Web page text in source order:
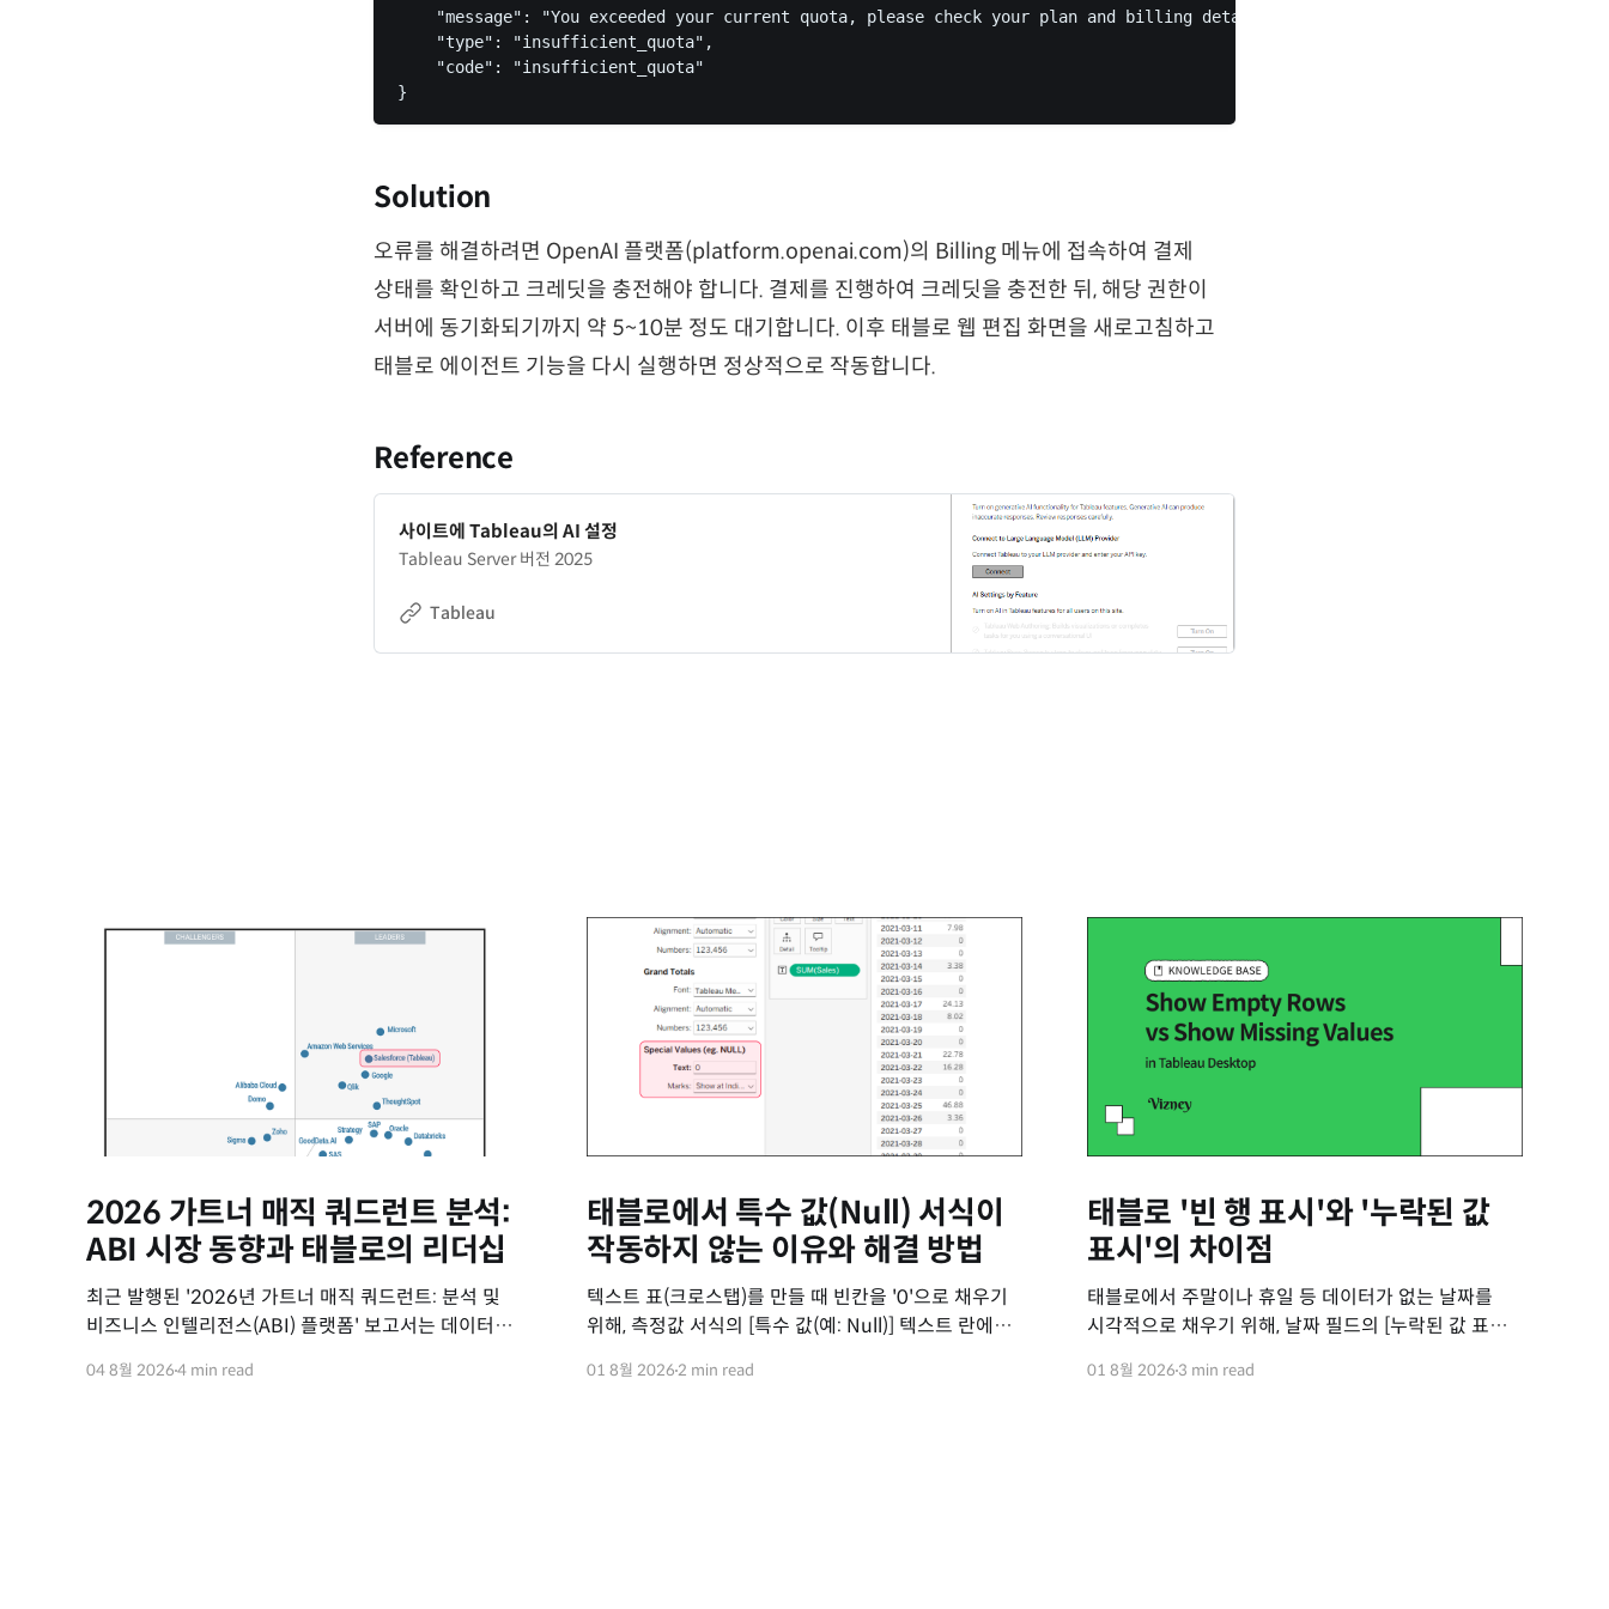
    "message": "You exceeded your current quota, please check your plan and billing details.",
    "type": "insufficient_quota",
    "code": "insufficient_quota"
Solution
오류를 해결하려면 OpenAI 플랫폼(platform.openai.com)의 Billing 메뉴에 접속하여 결제
상태를 확인하고 크레딧을 충전해야 합니다. 결제를 진행하여 크레딧을 충전한 뒤, 해당 권한이
서버에 동기화되기까지 약 5~10분 정도 대기합니다. 이후 태블로 웹 편집 화면을 새로고침하고
태블로 에이전트 기능을 다시 실행하면 정상적으로 작동합니다.
Reference
사이트에 Tableau의 AI 설정
Tableau Server 버전 2025
Tableau
2026 가트너 매직 쿼드런트 분석:
ABI 시장 동향과 태블로의 리더십
최근 발행된 '2026년 가트너 매직 쿼드런트: 분석 및
비즈니스 인텔리전스(ABI) 플랫폼' 보고서는 데이터
평가하고 있습니다. 이번 보고서를 통해 ABI 시장의
04 8월 20264 min read
태블로에서 특수 값(Null) 서식이
작동하지 않는 이유와 해결 방법
텍스트 표(크로스탭)를 만들 때 빈칸을 '0'으로 채우기
위해, 측정값 서식의 [특수 값(예: Null)] 텍스트 란에
어떤 칸은 0이 잘 채워지고, 어떤 칸은 여전히 텅
01 8월 20262 min read
태블로 '빈 행 표시'와 '누락된 값
표시'의 차이점
태블로에서 주말이나 휴일 등 데이터가 없는 날짜를
시각적으로 채우기 위해, 날짜 필드의 [누락된 값 표시]
하지만 막상 기능을 켜도 달력의 1일부터 말일까지 꽉
01 8월 20263 min read